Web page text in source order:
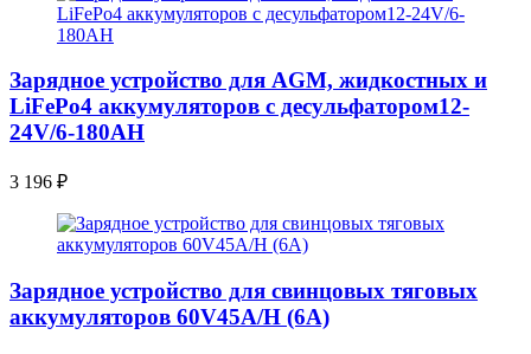
Зарядное устройство для AGM, жидкостных и
LiFePo4 аккумуляторов с десульфатором12-
24V/6-180AН
3 196 ₽
Зарядное устройство для свинцовых тяговых
аккумуляторов 60V45A/H (6A)